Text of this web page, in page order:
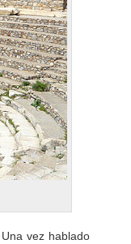
. Una vez hablado